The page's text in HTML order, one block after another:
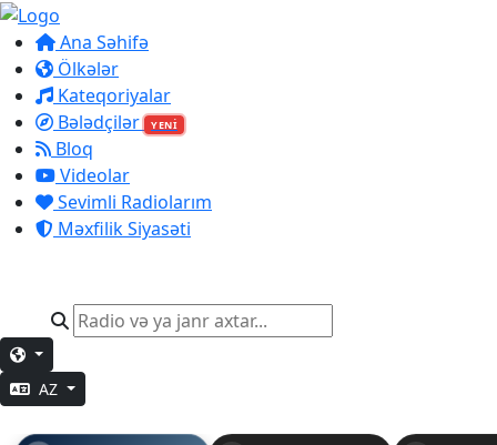
Ana Səhifə
Ölkələr
Kateqoriyalar
Bələdçilər
YENİ
Bloq
Videolar
Sevimli Radiolarım
Məxfilik Siyasəti
AZ